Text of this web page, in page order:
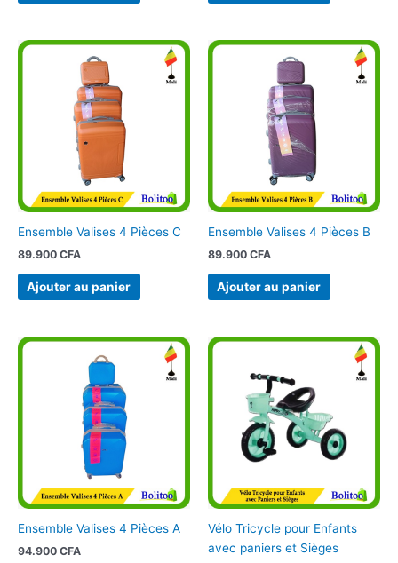
Ensemble Valises 4 Pièces C
89.900 CFA
Ajouter au panier
Ensemble Valises 4 Pièces B
89.900 CFA
Ajouter au panier
Ensemble Valises 4 Pièces A
94.900 CFA
Vélo Tricycle pour Enfants
avec paniers et Sièges